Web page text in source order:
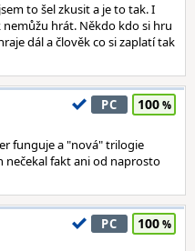
to šel zkusit a je to tak. I
hrát. Někdo kdo si hru
dál a člověk co si zaplatí tak
PC 100
funguje a "nová" trilogie
nečekal fakt ani od naprosto
PC 100